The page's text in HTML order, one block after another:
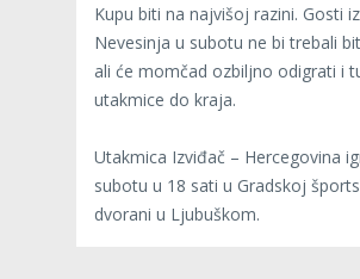
Kupu biti na najvišoj razini. Gosti iz
Nevesinja u subotu ne bi trebali
ali će momčad ozbiljno odigrati i
utakmice do kraja.
Utakmica Izviđač – Hercegovina
subotu u 18 sati u Gradskoj
dvorani u Ljubuškom.